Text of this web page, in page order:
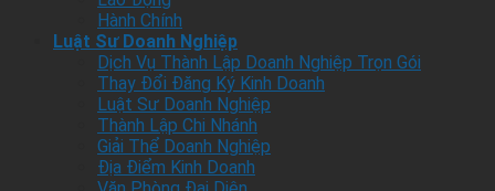
Hành Chính
Luật Sư Doanh Nghiệp
Dịch Vụ Thành Lập Doanh Nghiệp Trọn Gói
Thay Đổi Đăng Ký Kinh Doanh
Luật Sư Doanh Nghiệp
Thành Lập Chi Nhánh
Giải Thể Doanh Nghiệp
Địa Điểm Kinh Doanh